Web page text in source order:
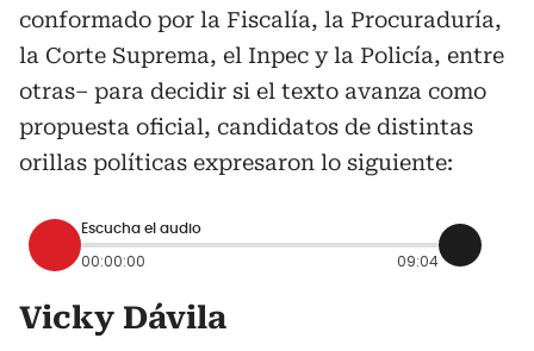
conformado por la Fiscalía, la Procuraduría,
la Corte Suprema, el Inpec y la Policía, entre
otras– para decidir si el texto avanza como
propuesta oficial, candidatos de distintas
orillas políticas expresaron lo siguiente:
Escucha el audio
00:00:00 09:04
Vicky Dávila